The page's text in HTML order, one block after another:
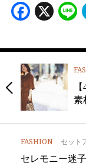
X
素
FASHION セット
セレモニー迷